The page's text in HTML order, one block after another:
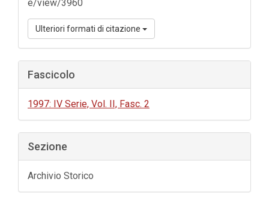
e/view/3960
Ulteriori formati di citazione
Fascicolo
1997: IV Serie, Vol. II, Fasc. 2
Sezione
Archivio Storico